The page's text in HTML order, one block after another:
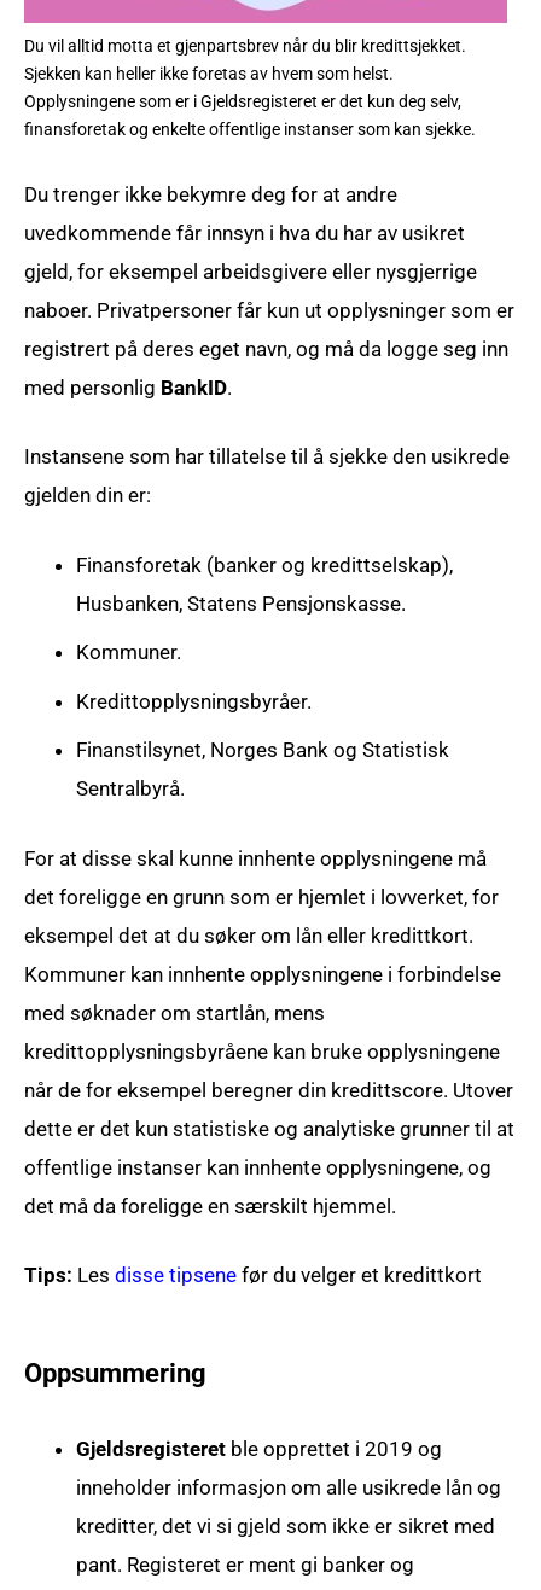
Du vil alltid motta et gjenpartsbrev når du blir kredittsjekket.
Sjekken kan heller ikke foretas av hvem som helst.
Opplysningene som er i Gjeldsregisteret er det kun deg selv,
finansforetak og enkelte offentlige instanser som kan sjekke.
Du trenger ikke bekymre deg for at andre
uvedkommende får innsyn i hva du har av usikret
gjeld, for eksempel arbeidsgivere eller nysgjerrige
naboer. Privatpersoner får kun ut opplysninger som er
registrert på deres eget navn, og må da logge seg inn
med personlig BankID.
Instansene som har tillatelse til å sjekke den usikrede
gjelden din er:
Finansforetak (banker og kredittselskap),
Husbanken, Statens Pensjonskasse.
Kommuner.
Kredittopplysningsbyråer.
Finanstilsynet, Norges Bank og Statistisk
Sentralbyrå.
For at disse skal kunne innhente opplysningene må
det foreligge en grunn som er hjemlet i lovverket, for
eksempel det at du søker om lån eller kredittkort.
Kommuner kan innhente opplysningene i forbindelse
med søknader om startlån, mens
kredittopplysningsbyråene kan bruke opplysningene
når de for eksempel beregner din kredittscore. Utover
dette er det kun statistiske og analytiske grunner til at
offentlige instanser kan innhente opplysningene, og
det må da foreligge en særskilt hjemmel.
Tips: Lesdisse tipsene før du velger et kredittkort
Oppsummering
Gjeldsregisteretble opprettet i 2019 og
inneholder informasjon om alle usikrede lån og
kreditter, det vi si gjeld som ikke er sikret med
pant. Registeret er ment gi banker og